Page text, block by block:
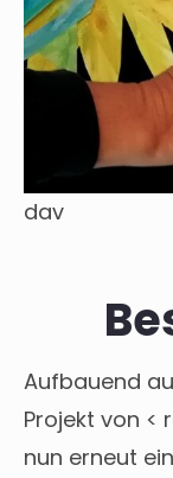
dav
Aufbauend
Projekt von <
nun erneut